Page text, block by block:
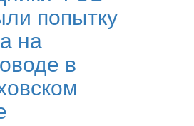
попытку
на
в